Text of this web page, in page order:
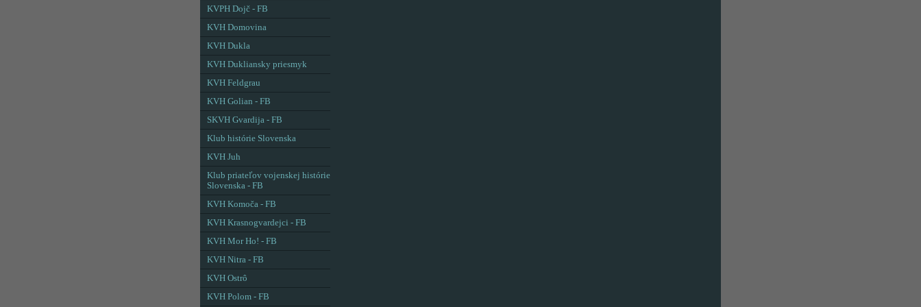
KVPH Dojč - FB
KVH Domovina
KVH Dukla
KVH Dukliansky priesmyk
KVH Feldgrau
KVH Golian - FB
SKVH Gvardija - FB
Klub histórie Slovenska
KVH Juh
Klub priateľov vojenskej histórie
Slovenska - FB
KVH Komoča - FB
KVH Krasnogvardejci - FB
KVH Mor Ho! - FB
KVH Nitra - FB
KVH Ostrô
KVH Polom - FB